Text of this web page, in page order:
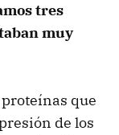
tres
muy
que
de los